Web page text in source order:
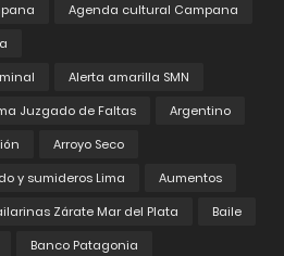
Agenda cultural Campana
Alerta amarilla SMN
Juzgado de Faltas
Argentino
Arroyo Seco
y sumideros Lima
Aumentos
Zárate Mar del Plata
Baile
Banco Patagonia